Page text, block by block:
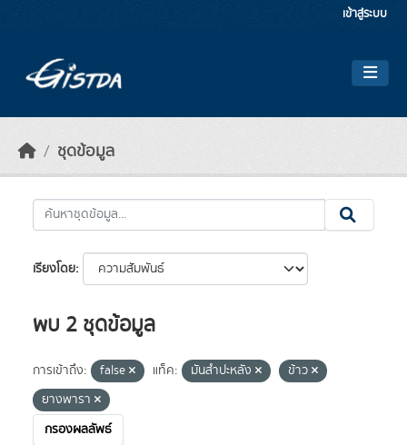
เข้าสู่ระบบ
ชุดข้อมูล
เรียงโดย
พบ 2 ชุดข้อมูล
การเข้าถึง: false แท็ค: มันสำปะหลัง
ข้าว
ยางพารา
กรองผลลัพธ์